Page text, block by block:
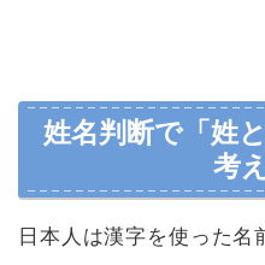
姓名判断で「姓
考
日本人は漢字を使った名